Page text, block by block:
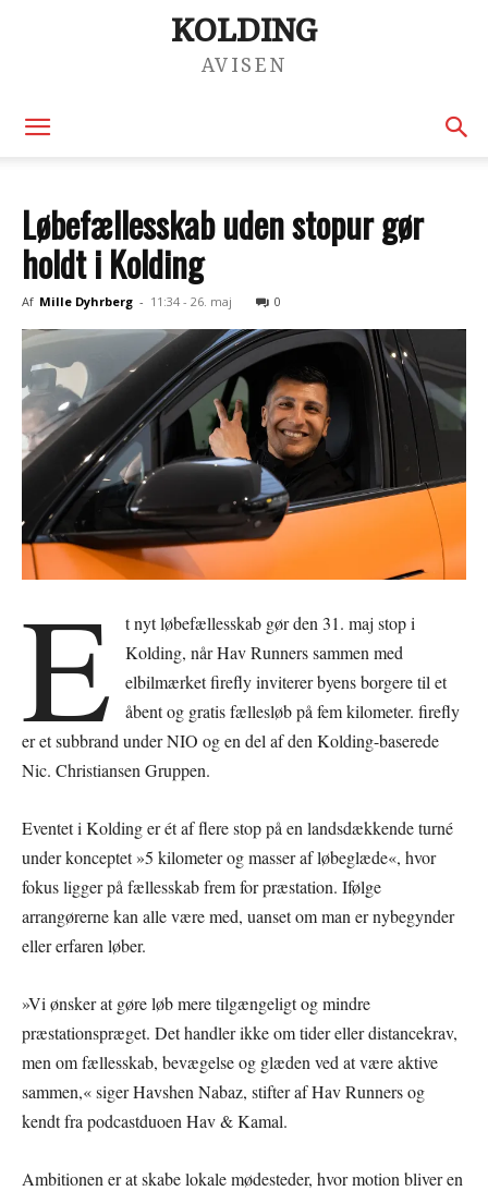
KOLDING
AVISEN
Løbefællesskab uden stopur gør
holdt i Kolding
Af Mille Dyhrberg - 11:34 - 26. maj 0
E
t nyt løbefællesskab gør den 31. maj stop i
Kolding, når Hav Runners sammen med
elbilmærket firefly inviterer byens borgere til et
åbent og gratis fællesløb på fem kilometer. firefly
er et subbrand under NIO og en del af den Kolding-baserede
Nic. Christiansen Gruppen.
Eventet i Kolding er ét af flere stop på en landsdækkende turné
under konceptet »5 kilometer og masser af løbeglæde«, hvor
fokus ligger på fællesskab frem for præstation. Ifølge
arrangørerne kan alle være med, uanset om man er nybegynder
eller erfaren løber.
»Vi ønsker at gøre løb mere tilgængeligt og mindre
præstationspræget. Det handler ikke om tider eller distancekrav,
men om fællesskab, bevægelse og glæden ved at være aktive
sammen,« siger Havshen Nabaz, stifter af Hav Runners og
kendt fra podcastduoen Hav & Kamal.
Ambitionen er at skabe lokale mødesteder, hvor motion bliver en